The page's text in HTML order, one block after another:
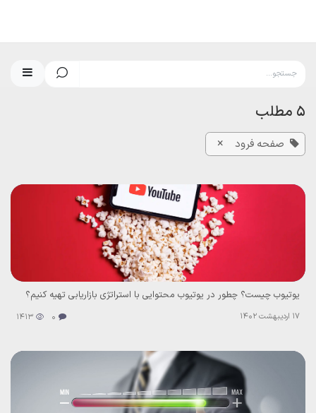
5 مطلب
صفحه فرود ×
یوتیوب چیست؟ چطور در یوتیوب محتوایی با استراتژی بازاریابی تهیه کنیم؟
17 اردیبهشت 1402 0
1413